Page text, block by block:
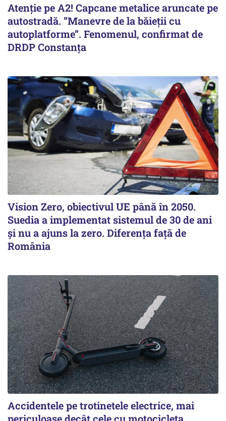
Atenție pe A2! Capcane metalice aruncate pe
autostradă. ”Manevre de la băieții cu
autoplatforme”. Fenomenul, confirmat de
DRDP Constanța
Vision Zero, obiectivul UE până în 2050.
Suedia a implementat sistemul de 30 de ani
şi nu a ajuns la zero. Diferenţa faţă de
România
Accidentele pe trotinetele electrice, mai